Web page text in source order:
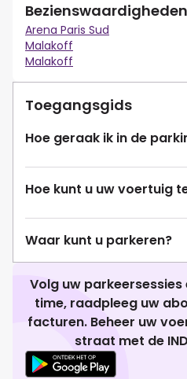
Arena Paris Sud
Malakoff
Malakoff
Toegangsgids
Hoe geraak ik in de
Hoe kunt u uw voertuig
Waar kunt u parkeren?
Volg uw
time, raadpleeg uw
facturen. Beheer uw
straat met de